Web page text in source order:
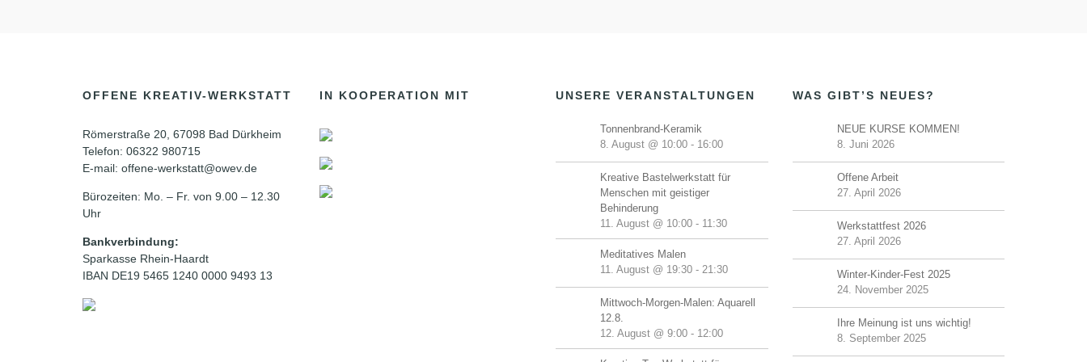
OFFENE KREATIV-WERKSTATT
Römerstraße 20, 67098 Bad Dürkheim
Telefon: 06322 980715
E-mail: offene-werkstatt@owev.de
Bürozeiten: Mo. – Fr. von 9.00 – 12.30
Uhr
Bankverbindung:
Sparkasse Rhein-Haardt
IBAN DE19 5465 1240 0000 9493 13
IN KOOPERATION MIT UNSERE VERANSTALTUNGEN
Tonnenbrand-Keramik
8. August @ 10:00 - 16:00
Kreative Bastelwerkstatt für
Menschen mit geistiger
Behinderung
11. August @ 10:00 - 11:30
Meditatives Malen
11. August @ 19:30 - 21:30
Mittwoch-Morgen-Malen: Aquarell
12.8.
12. August @ 9:00 - 12:00
WAS GIBT’S NEUES?
NEUE KURSE KOMMEN!
8. Juni 2026
Offene Arbeit
27. April 2026
Werkstattfest 2026
27. April 2026
Winter-Kinder-Fest 2025
24. November 2025
Ihre Meinung ist uns wichtig!
8. September 2025